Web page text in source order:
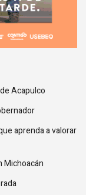
Acapulco
aprenda a valorar
Michoacán